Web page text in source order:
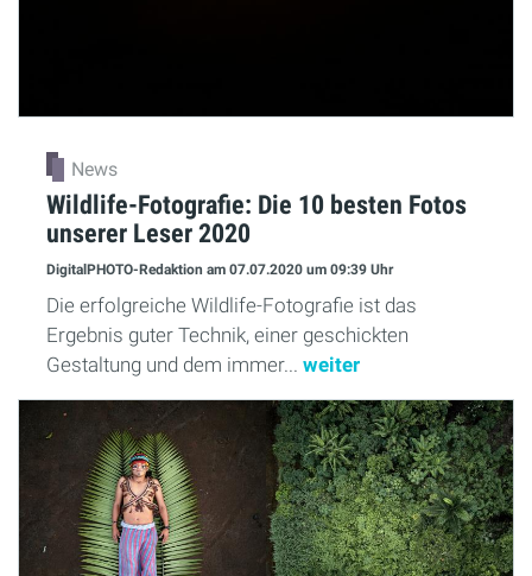
News
Wildlife-Fotografie: Die 10 besten Fotos
unserer Leser 2020
DigitalPHOTO-Redaktion am 07.07.2020 um 09:39 Uhr
Die erfolgreiche Wildlife-Fotografie ist das
Ergebnis guter Technik, einer geschickten
Gestaltung und dem immer... weiter